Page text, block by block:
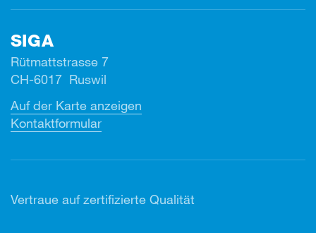
SIGA
Rütmattstrasse 7
CH-6017 Ruswil
Auf der Karte anzeigen
Kontaktformular
Vertraue auf zertifizierte Qualität